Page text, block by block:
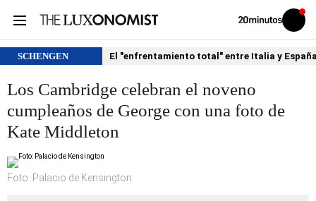
Volver
Iniciar
sesión
SCHENGEN El "enfrentamiento total" entre Italia y
Los Cambridge celebran el noveno
cumpleaños de George con una foto de
Kate Middleton
Foto: Palacio de Kensington